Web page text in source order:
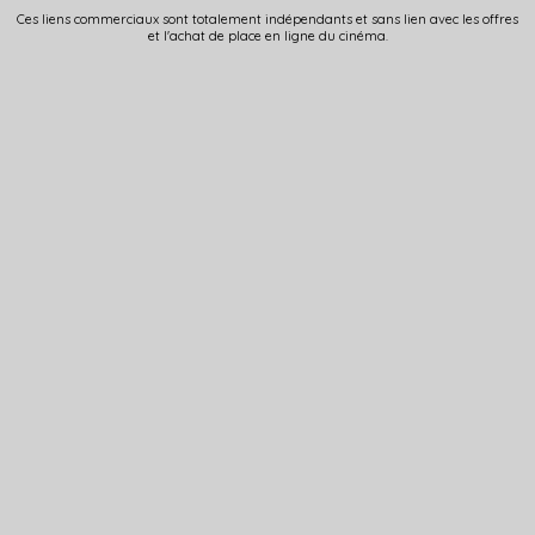
Ces liens commerciaux sont totalement indépendants et sans lien avec les offres
et l'achat de place en ligne du cinéma.